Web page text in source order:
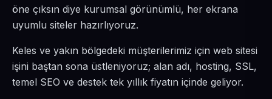
öne çıksın diye kurumsal görünümlü, her ekrana
uyumlu siteler hazırlıyoruz.
Keles ve yakın bölgedeki müşterilerimiz için web sitesi
işini baştan sona üstleniyoruz; alan adı, hosting, SSL,
temel SEO ve destek tek yıllık fiyatın içinde geliyor.